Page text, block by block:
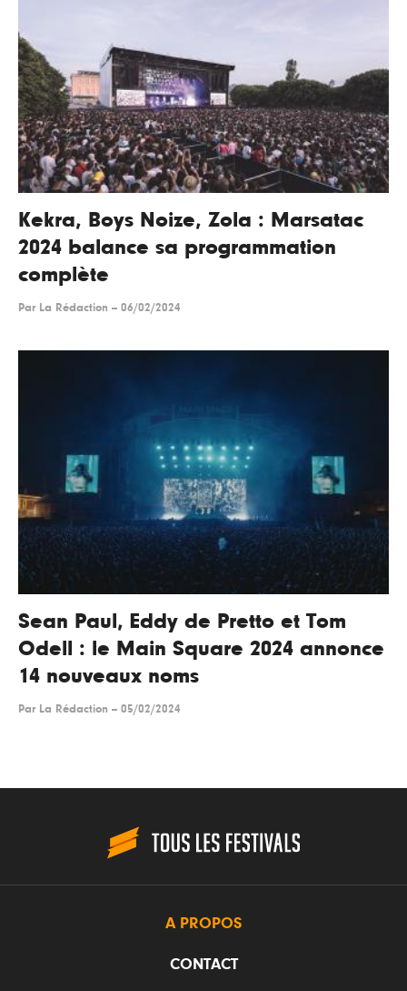
Kekra, Boys Noize, Zola : Marsatac
2024 balance sa programmation
complète
Par La Rédaction -- 06/02/2024
Sean Paul, Eddy de Pretto et Tom
Odell : le Main Square 2024 annonce
14 nouveaux noms
Par La Rédaction -- 05/02/2024
A PROPOS
CONTACT